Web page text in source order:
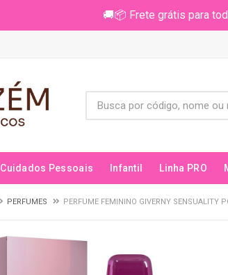
🚚📦 Frete grátis para
Cuidados Pessoais Infantil Linha PRO
PERFUMES PERFUME FEMININO GIVERNY SENSUALITY